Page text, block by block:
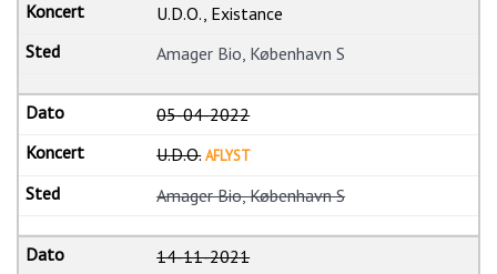
U.D.O., Existance
Amager Bio, København S
05-04-2022
U.D.O. AFLYST
Amager Bio, København S
14-11-2021